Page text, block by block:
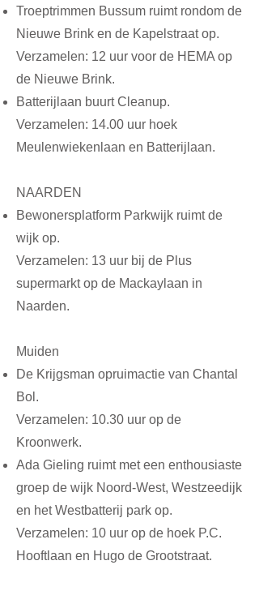
Troeptrimmen Bussum ruimt rondom de
Nieuwe Brink en de Kapelstraat op.
Verzamelen: 12 uur voor de HEMA op
de Nieuwe Brink.
Batterijlaan buurt Cleanup.
Verzamelen: 14.00 uur hoek
Meulenwiekenlaan en Batterijlaan.
NAARDEN
Bewonersplatform Parkwijk ruimt de
wijk op.
Verzamelen: 13 uur bij de Plus
supermarkt op de Mackaylaan in
Naarden.
Muiden
De Krijgsman opruimactie van Chantal
Bol.
Verzamelen: 10.30 uur op de
Kroonwerk.
Ada Gieling ruimt met een enthousiaste
groep de wijk Noord-West, Westzeedijk
en het Westbatterij park op.
Verzamelen: 10 uur op de hoek P.C.
Hooftlaan en Hugo de Grootstraat.